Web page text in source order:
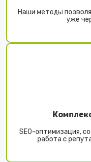
Наши методы
уже
SEO-оптимизация,
работа с